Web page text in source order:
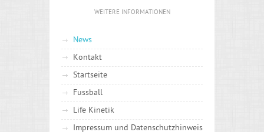
WEITERE INFORMATIONEN
News
Kontakt
Startseite
Fussball
Life Kinetik
Impressum und Datenschutzhinweis